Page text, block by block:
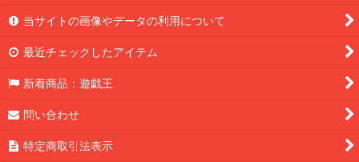
当サイトの画像やデータの利用について
最近チェックしたアイテム
新着商品：遊戯王
問い合わせ
特定商取引法表示